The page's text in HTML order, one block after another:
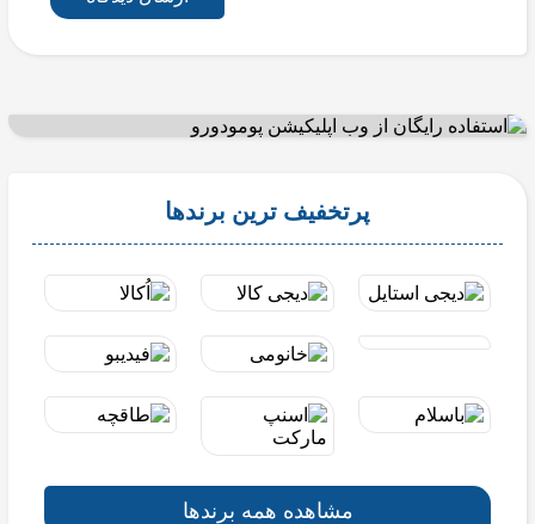
پرتخفیف ترین برندها
مشاهده همه برندها